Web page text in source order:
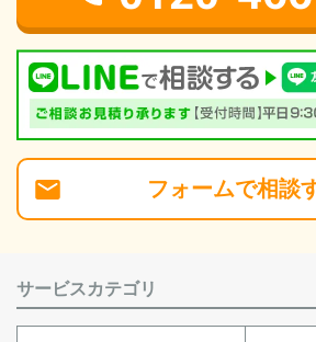
フォームで相談
サービスカテゴリ